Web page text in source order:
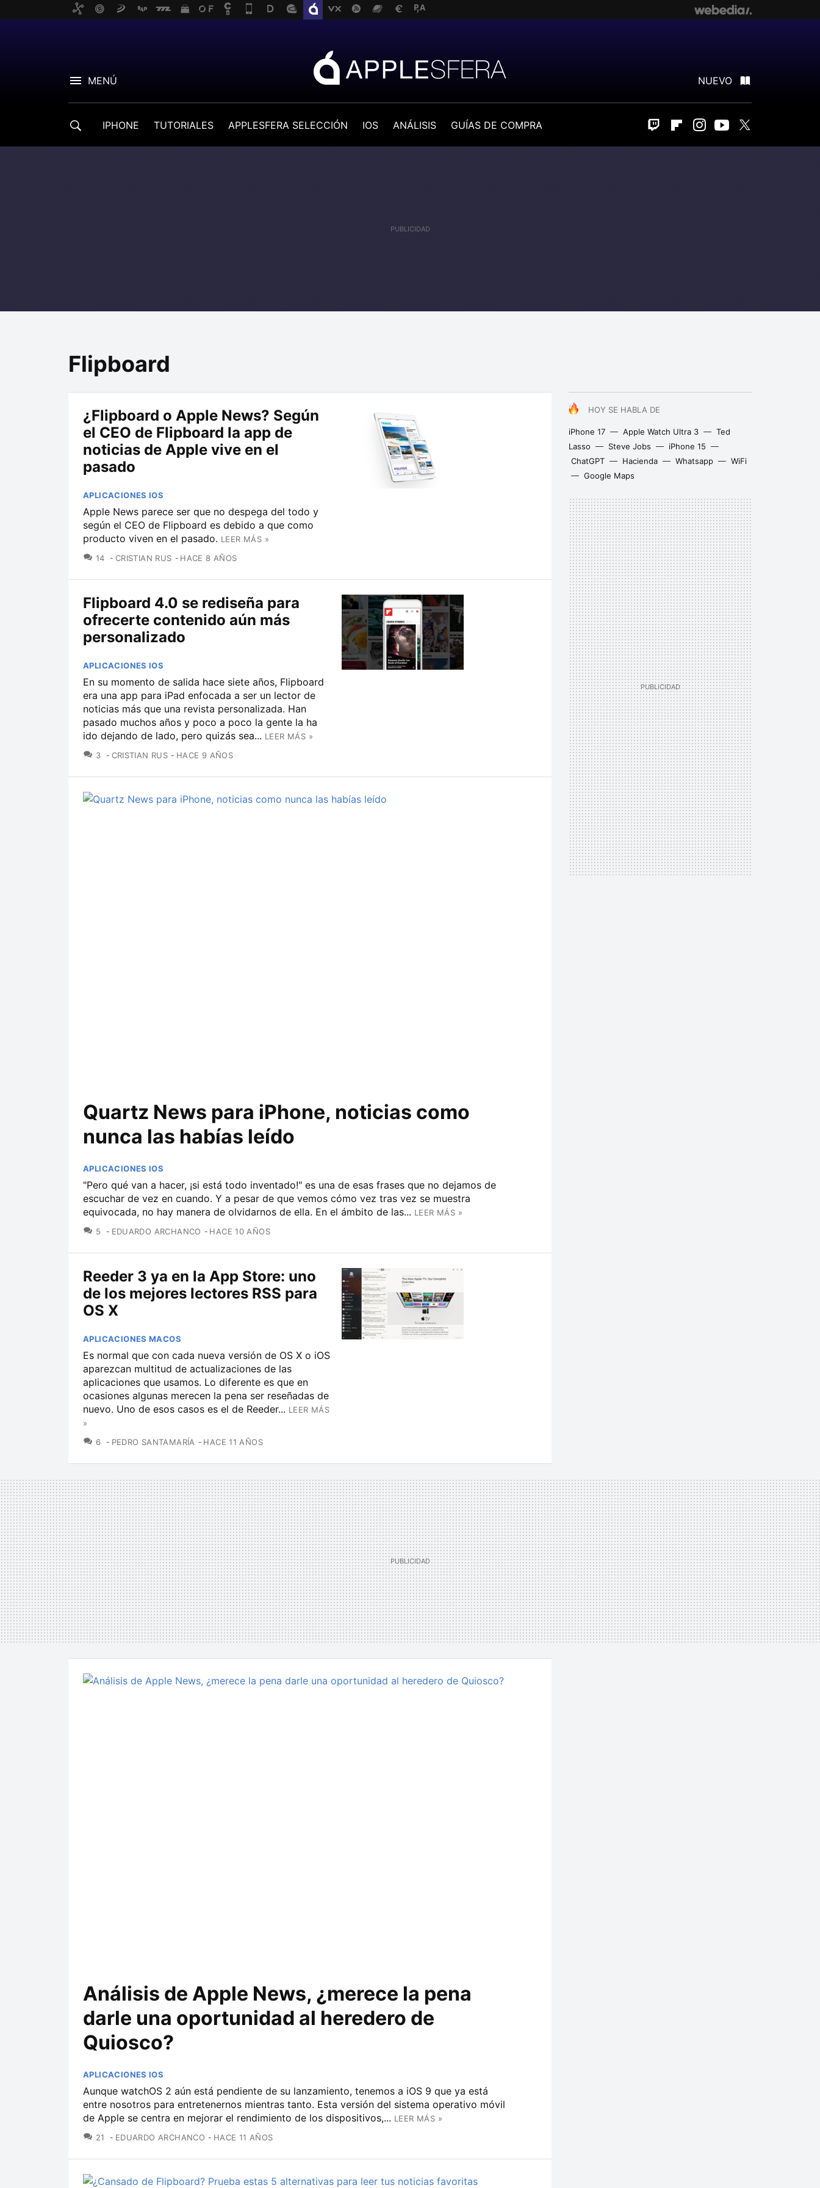
MENÚ NUEVO
IPHONE TUTORIALES APPLESFERA SELECCIÓN IOS ANÁLISIS GUÍAS DE COMPRA Twitch FlipboardInstagram
Youtube
Flipboard
HOY SE HABLA DE
iPhone 17 Apple Watch Ultra 3
Ted
Lasso
Steve Jobs
iPhone 15
ChatGPT
Hacienda Whatsapp
WiFi
Google Maps
¿Flipboard o Apple News? Según
el CEO de Flipboard la app de
noticias de Apple vive en el
pasado
APLICACIONES IOS
Apple News parece ser que no despega del todo y
según el CEO de Flipboard es debido a que como
producto viven en el pasado. LEER MÁS »
14 COMENTARIOS
CRISTIAN RUS HACE 8 AÑOS
Flipboard 4.0 se rediseña para
ofrecerte contenido aún más
personalizado
APLICACIONES IOS
En su momento de salida hace siete años, Flipboard
era una app para iPad enfocada a ser un lector de
noticias más que una revista personalizada. Han
pasado muchos años y poco a poco la gente la ha
ido dejando de lado, pero quizás sea... LEER MÁS »
3 COMENTARIOS
CRISTIAN RUS HACE 9 AÑOS
Quartz News para iPhone, noticias como
nunca las habías leído
APLICACIONES IOS
"Pero qué van a hacer, ¡si está todo inventado!" es una de esas frases que no dejamos de
escuchar de vez en cuando. Y a pesar de que vemos cómo vez tras vez se muestra
equivocada, no hay manera de olvidarnos de ella. En el ámbito de las... LEER MÁS »
5
COMENTARIOS
EDUARDO ARCHANCO HACE 10 AÑOS
Reeder 3 ya en la App Store: uno
de los mejores lectores RSS para
OS X
APLICACIONES MACOS
Es normal que con cada nueva versión de OS X o iOS
aparezcan multitud de actualizaciones de las
aplicaciones que usamos. Lo diferente es que en
ocasiones algunas merecen la pena ser reseñadas de
nuevo. Uno de esos casos es el de Reeder... LEER MÁS
»
6 COMENTARIOS
PEDRO SANTAMARÍA HACE 11 AÑOS
Análisis de Apple News, ¿merece la pena
darle una oportunidad al heredero de
Quiosco?
APLICACIONES IOS
Aunque watchOS 2 aún está pendiente de su lanzamiento, tenemos a iOS 9 que ya está
entre nosotros para entretenernos mientras tanto. Esta versión del sistema operativo móvil
de Apple se centra en mejorar el rendimiento de los dispositivos,... LEER MÁS »
21
COMENTARIOS
EDUARDO ARCHANCO HACE 11 AÑOS